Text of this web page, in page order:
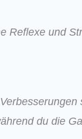
Reflexe und
du die